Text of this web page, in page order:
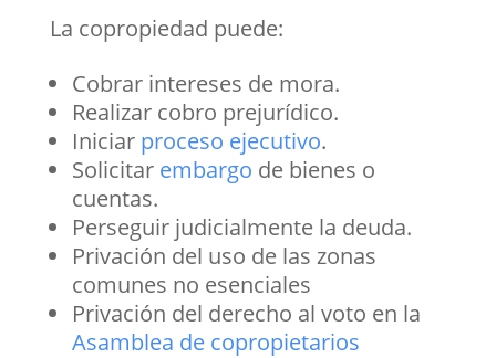
La copropiedad puede:
Cobrar intereses de mora.
Realizar cobro prejurídico.
Iniciar proceso ejecutivo.
Solicitar embargo de bienes o
cuentas.
Perseguir judicialmente la deuda.
Privación del uso de las zonas
comunes no esenciales
Privación del derecho al voto en la
Asamblea de copropietarios